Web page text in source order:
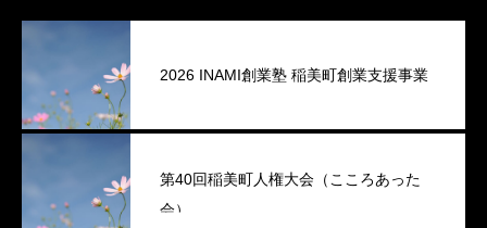
2026 INAMI創業塾 稲美町創業支援事業
第40回稲美町人権大会（こころあった
会）